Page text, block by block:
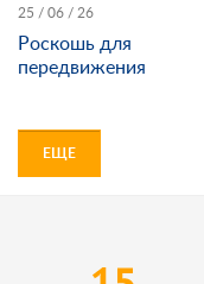
25 / 06 / 26
Роскошь для
передвижения
ЕЩЕ